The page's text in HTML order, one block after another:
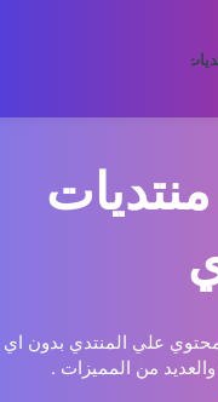
علي المنتدي بدون اي
من المميزات .